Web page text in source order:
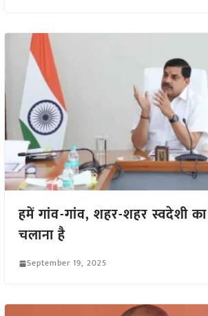
हमें गांव-गांव, शहर-शहर स्वदेशी
चलाना है
September 19, 2025